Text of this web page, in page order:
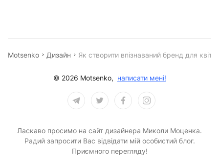
Motsenko Дизайн Як створити впізнаваний бренд для
© 2026 Motsenko, написати мені!
Ласкаво просимо на сайт дизайнера Миколи Моценка.
Радий запросити Вас відвідати мій особистий блог.
Приємного перегляду!